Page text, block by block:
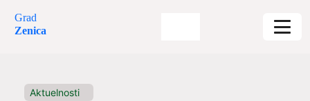
Grad
Zenica
Aktuelnosti